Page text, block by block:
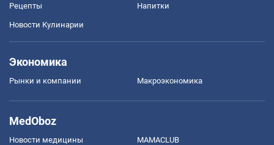
Рецепты Напитки
Новости Кулинарии
Экономика
Рынки и компании Mакроэкономика
MedOboz
Новости медицины MAMACLUB